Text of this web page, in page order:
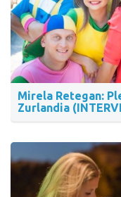
Mirela Retegan:
Zurlandia